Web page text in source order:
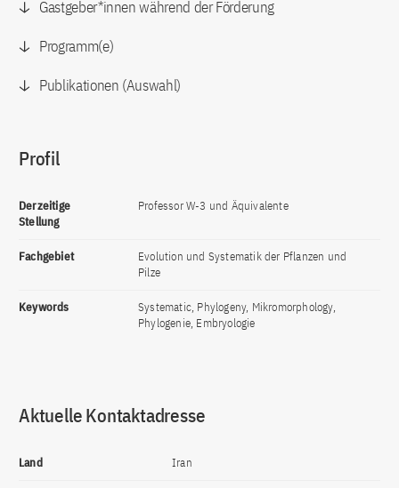
Gastgeber*innen während der Förderung
Programm(e)
Publikationen (Auswahl)
Profil
Derzeitige
Stellung
Professor W-3 und Äquivalente
Fachgebiet
Evolution und Systematik der Pflanzen und
Pilze
Keywords
Systematic, Phylogeny, Mikromorphology,
Phylogenie, Embryologie
Aktuelle Kontaktadresse
Land Iran